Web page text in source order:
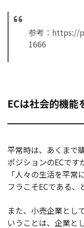
参考：https://
1666
ECは社会的機能
平常時は、あくまで
ポジションのECです
「人々の生活を平
フラこそECである、
また、小売企業とし
いうことは、企業と